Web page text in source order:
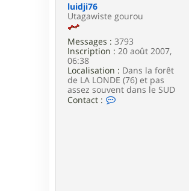
t
r
b
u
n
o
luidji76
Utagawiste gourou
Messages : 3793
Inscription : 20 août 2007,
06:38
Localisation : Dans la forêt
de LA LONDE (76) et pas
assez souvent dans le SUD
Contact :